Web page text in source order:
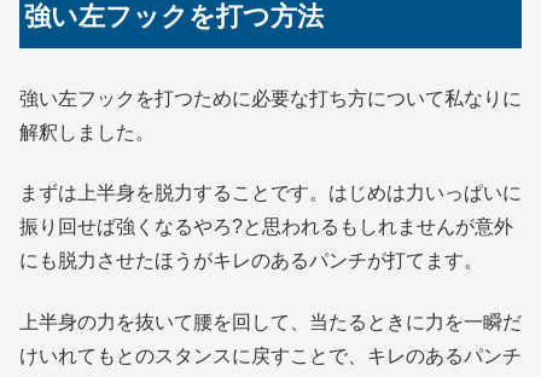
強い左フックを打つ方法
強い左フックを打つために必要な打ち方について私なりに
解釈しました。
まずは上半身を脱力することです。はじめは力いっぱいに
振り回せば強くなるやろ?と思われるもしれませんが意外
にも脱力させたほうがキレのあるパンチが打てます。
上半身の力を抜いて腰を回して、当たるときに力を一瞬だ
けいれてもとのスタンスに戻すことで、キレのあるパンチ